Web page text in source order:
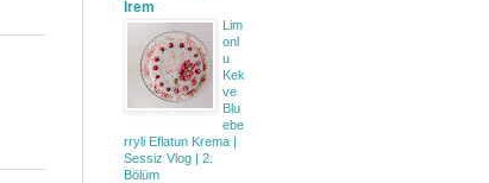
İrem
Lim
onl
u
Kek
ve
Blu
ebe
rryli Eflatun Krema |
Sessiz Vlog | 2.
Bölüm